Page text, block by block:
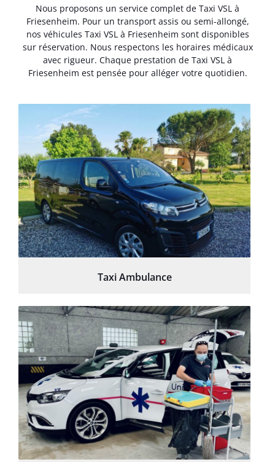
Nous proposons un service complet de Taxi VSL à
Friesenheim. Pour un transport assis ou semi-allongé,
nos véhicules Taxi VSL à Friesenheim sont disponibles
sur réservation. Nous respectons les horaires médicaux
avec rigueur. Chaque prestation de Taxi VSL à
Friesenheim est pensée pour alléger votre quotidien.
Taxi Ambulance